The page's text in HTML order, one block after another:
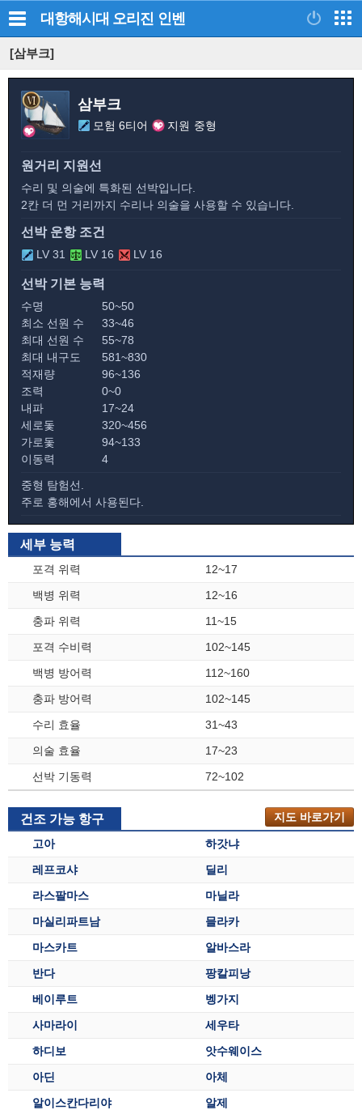
대항해시대 오리진 인벤
[삼부크]
삼부크
모험 6티어 지원 중형
원거리 지원선
수리 및 의술에 특화된 선박입니다.
2칸 더 먼 거리까지 수리나 의술을 사용할 수 있습니다.
선박 운항 조건
LV 31 LV 16 LV 16
선박 기본 능력
수명
50~50
최소 선원 수
33~46
최대 선원 수
55~78
최대 내구도
581~830
적재량
96~136
조력
0~0
내파
17~24
세로돛
320~456
가로돛
94~133
이동력
4
중형 탐험선.
주로 홍해에서 사용된다.
세부 능력
포격 위력
12~17
백병 위력
12~16
충파 위력
11~15
포격 수비력
102~145
백병 방어력
112~160
충파 방어력
102~145
수리 효율
31~43
의술 효율
17~23
선박 기동력
72~102
건조 가능 항구 지도 바로가기
고아
하갓냐
레프코샤
딜리
라스팔마스
마닐라
마실리파트남
믈라카
마스카트
알바스라
반다
팡칼피낭
베이루트
벵가지
사마라이
세우타
하디보
앗수웨이스
아딘
아체
알이스칸다리야
알제